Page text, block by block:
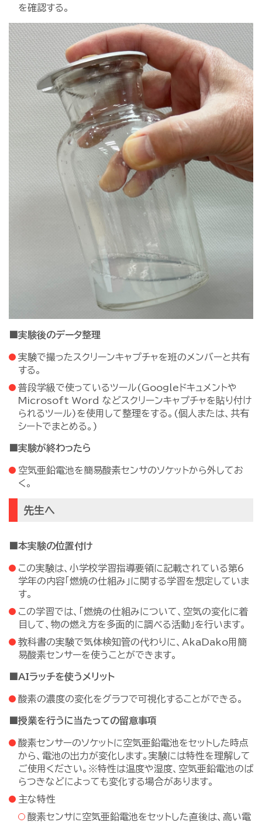
を確認する。
■実験後のデータ整理
実験で撮ったスクリーンキャプチャを班のメンバーと共有
する。
普段学級で使っているツール(Googleドキュメントや
Microsoft Word などスクリーンキャプチャを貼り付け
られるツール)を使用して整理をする。(個人または、共有
シートでまとめる。)
■実験が終わったら
空気亜鉛電池を簡易酸素センサのソケットから外してお
く。
先生へ
■本実験の位置付け
この実験は、小学校学習指導要領に記載されている第6
学年の内容「燃焼の仕組み」に関する学習を想定していま
す。
この学習では、「燃焼の仕組みについて、空気の変化に着
目して、物の燃え方を多面的に調べる活動」を行います。
教科書の実験で気体検知管の代わりに、AkaDako用簡
易酸素センサーを使うことができます。
■AIラッチを使うメリット
酸素の濃度の変化をグラフで可視化することができる。
■授業を行うに当たっての留意事項
酸素センサーのソケットに空気亜鉛電池をセットした時点
から、電池の出力が変化します。実験には特性を理解して
ご使用ください。※特性は温度や湿度、空気亜鉛電池のば
らつきなどによっても変化する場合があります。
主な特性
酸素センサに空気亜鉛電池をセットした直後は、高い電